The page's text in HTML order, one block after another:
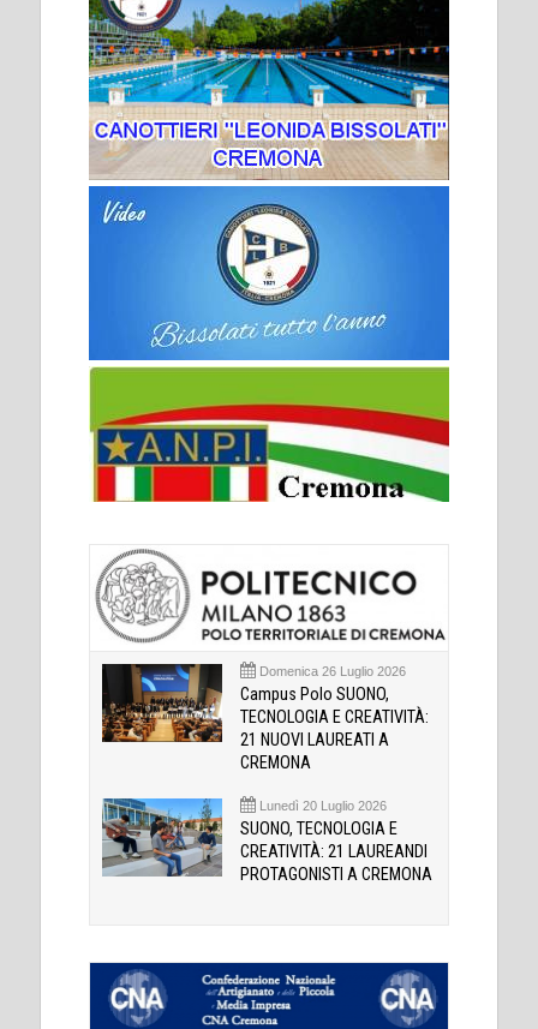
Domenica 26 Luglio 2026
Campus Polo SUONO,
TECNOLOGIA E CREATIVITÀ:
21 NUOVI LAUREATI A
CREMONA
Lunedì 20 Luglio 2026
SUONO, TECNOLOGIA E
CREATIVITÀ: 21 LAUREANDI
PROTAGONISTI A CREMONA